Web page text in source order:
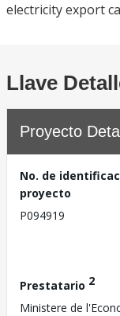
electricity export
Llave
Proyecto
No. de
proyecto
P094919
Prestatario 2
Ministere de